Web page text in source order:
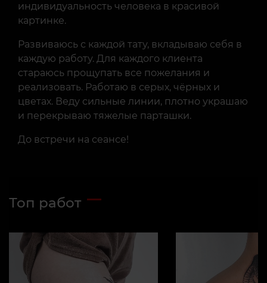
индивидуальность человека в красивой
картинке.
Развиваюсь с каждой тату, вкладываю себя в
каждую работу. Для каждого клиента
стараюсь прощупать все пожелания и
реализовать. Работаю в серых, чёрных и
цветах. Веду сильные линии, плотно украшаю
и перекрываю тяжелые парташки.
До встречи на сеансе!
Топ работ